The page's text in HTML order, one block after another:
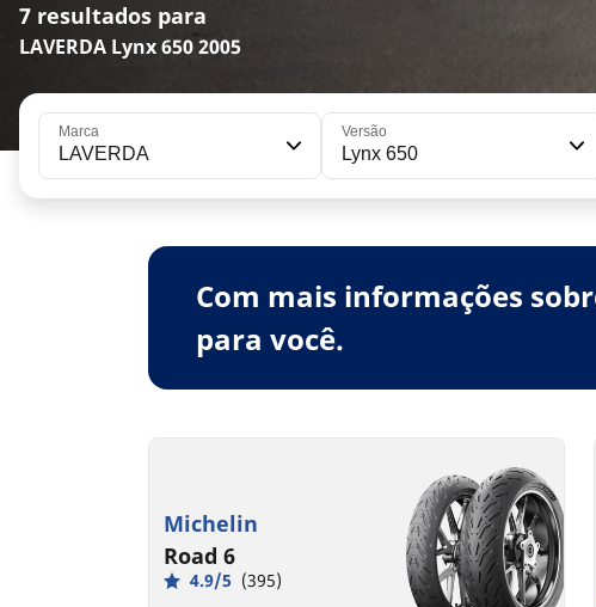
7 resultados para
LAVERDA Lynx 650 2005
Marca
LAVERDA
Versão
Lynx 650
Com mais informações
para você.
Michelin
Road 6
4.9/5 (395)